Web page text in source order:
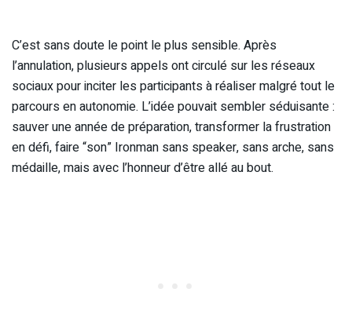
C’est sans doute le point le plus sensible. Après
l’annulation, plusieurs appels ont circulé sur les réseaux
sociaux pour inciter les participants à réaliser malgré tout le
parcours en autonomie. L’idée pouvait sembler séduisante :
sauver une année de préparation, transformer la frustration
en défi, faire “son” Ironman sans speaker, sans arche, sans
médaille, mais avec l’honneur d’être allé au bout.